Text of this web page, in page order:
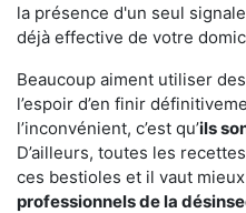
la présence d'un seul
déjà effective de votre
Beaucoup aiment utiliser
l’espoir d’en finir
l’inconvénient, c’est qu’ils
D’ailleurs, toutes les
ces bestioles et il vaut
professionnels de la